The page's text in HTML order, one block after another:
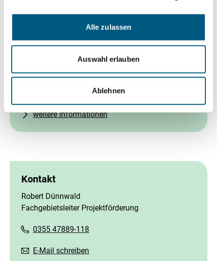
Alle zulassen
Auswahl erlauben
Ablehnen
Dr. Ricarda Tänzer-von Daake
0355 47889-116
weitere Informationen
Kontakt
Robert Dünnwald
Fachgebietsleiter Projektförderung
0355 47889-118
E-Mail schreiben